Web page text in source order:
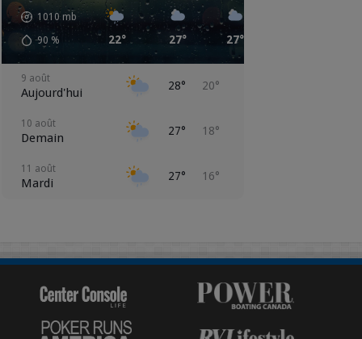
1010 mb
90 % 22° 27° 27°
9 août
Aujourd'hui 28° 20°
10 août
Demain 27° 18°
11 août
Mardi 27° 16°
13 août
19° 12°
14 août
Vendredi